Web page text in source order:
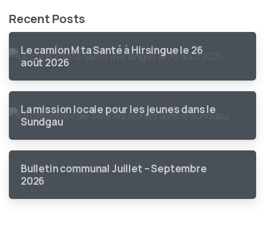
Recent Posts
Le camion M ta Santé à Hirsingue le 26
août 2026
La mission locale pour les jeunes dans le
Sundgau
Bulletin communal Juillet – Septembre
2026